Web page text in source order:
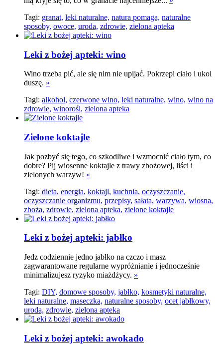
Tagi: granat, leki naturalne, natura pomaga, naturalne
sposoby, owoce, uroda, zdrowie, zielona apteka
Leki z bożej apteki: wino
Wino trzeba pić, ale się nim nie upijać. Pokrzepi ciało i ukoi
duszę. »
Tagi: alkohol, czerwone wino, leki naturalne, wino, wino na
zdrowie, winorośl, zielona apteka
Zielone koktajle
Jak pozbyć się tego, co szkodliwe i wzmocnić ciało tym, co
dobre? Pij wiosenne koktajle z trawy zbożowej, liści i
zielonych warzyw! »
Tagi: dieta, energia, koktajl, kuchnia, oczyszczanie,
oczyszczanie organizmu, przepisy, sałata, warzywa, wiosna,
zboża, zdrowie, zielona apteka, zielone koktajle
Leki z bożej apteki: jabłko
Jedz codziennie jedno jabłko na czczo i masz
zagwarantowane regularne wypróżnianie i jednocześnie
minimalizujesz ryzyko miażdżycy. »
Tagi: DIY, domowe sposoby, jabłko, kosmetyki naturalne,
leki naturalne, maseczka, naturalne sposoby, ocet jabłkowy,
uroda, zdrowie, zielona apteka
Leki z bożej apteki: awokado